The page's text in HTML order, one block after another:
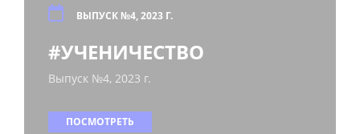
ВЫПУСК №4, 2023 Г.
#УЧЕНИЧЕСТВО
Выпуск №4, 2023 г.
ПОСМОТРЕТЬ